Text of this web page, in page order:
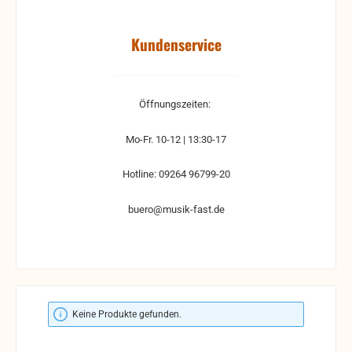
Kundenservice
Öffnungszeiten:
Mo-Fr. 10-12 | 13:30-17
Hotline: 09264 96799-20
buero@musik-fast.de
Keine Produkte gefunden.